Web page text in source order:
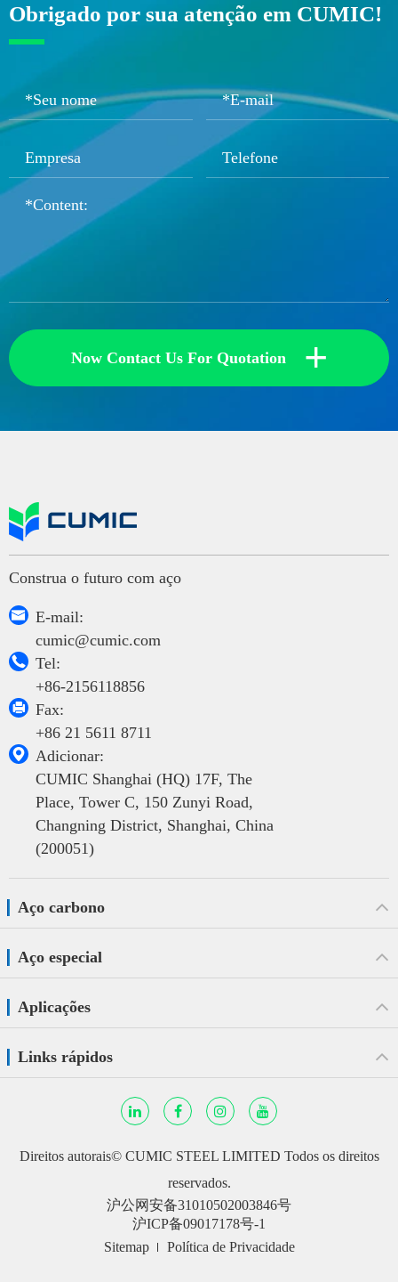
Obrigado por sua atenção em CUMIC!
Now Contact Us For Quotation +
Construa o futuro com aço

E-mail:
cumic@cumic.com

Tel:
+86-2156118856

Fax:
+86 21 5611 8711

Adicionar:
CUMIC Shanghai (HQ) 17F, The
Place, Tower C, 150 Zunyi Road,
Changning District, Shanghai, China
(200051)
Aço carbono
Aço especial
Aplicações
Links rápidos
Direitos autorais© CUMIC STEEL LIMITED Todos os direitos
reservados.
沪公网安备31010502003846号
沪ICP备09017178号-1
Sitemap
Política de Privacidade